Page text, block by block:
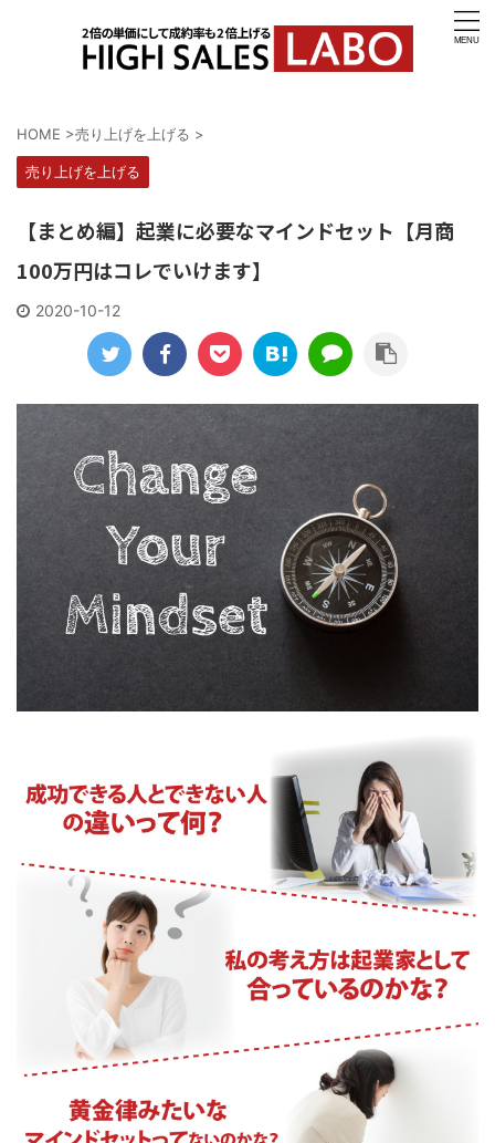
HOME >売り上げを上げる >
売り上げを上げる
【まとめ編】起業に必要なマインドセット【月商
100万円はコレでいけます】
2020-10-12